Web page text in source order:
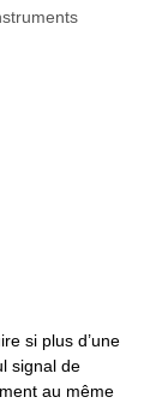
si plus d’une
signal de
au même